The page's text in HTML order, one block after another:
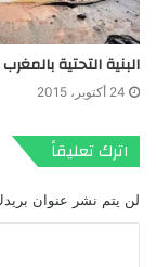
البنية التحتية
24 أكتوبر، 2015
اترك تعليقاً
لن يتم نشر عنوان